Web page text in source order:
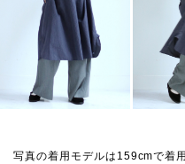
写真の着用モデルは159cmで着